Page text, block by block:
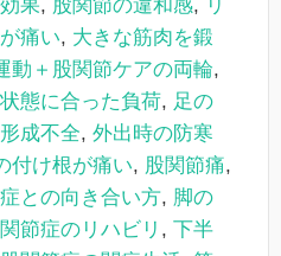
果, 股関節の違和感, リ
痛い, 大きな筋肉を鍛
動＋股関節ケアの両輪,
態に合った負荷, 足の
成不全, 外出時の防寒
付け根が痛い, 股関節痛,
との向き合い方, 脚の
節症のリハビリ , 下半